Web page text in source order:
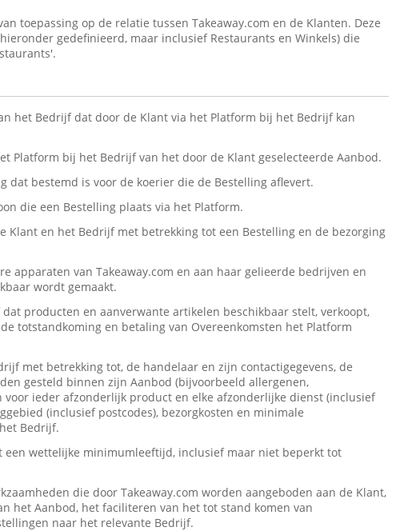
toepassing op de relatie tussen Takeaway.com en de Klanten. Deze
gedefinieerd, maar inclusief Restaurants en Winkels) die
het Bedrijf dat door de Klant via het Platform bij het Bedrijf kan
Platform bij het Bedrijf van het door de Klant geselecteerde Aanbod.
dat bestemd is voor de koerier die de Bestelling aflevert.
die een Bestelling plaats via het Platform.
Klant en het Bedrijf met betrekking tot een Bestelling en de bezorging
apparaten van Takeaway.com en aan haar gelieerde bedrijven en
wordt gemaakt.
producten en aanverwante artikelen beschikbaar stelt, verkoopt,
totstandkoming en betaling van Overeenkomsten het Platform
met betrekking tot, de handelaar en zijn contactigegevens, de
gesteld binnen zijn Aanbod (bijvoorbeeld allergenen,
ieder afzonderlijk product en elke afzonderlijke dienst (inclusief
(inclusief postcodes), bezorgkosten en minimale
Bedrijf.
een wettelijke minimumleeftijd, inclusief maar niet beperkt tot
die door Takeaway.com worden aangeboden aan de Klant,
het Aanbod, het faciliteren van het tot stand komen van
naar het relevante Bedrijf.